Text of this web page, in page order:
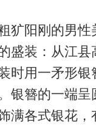
犷阳刚的男性
盛装：从江县
时用一矛形银
银簪的一端呈
满各式银花，